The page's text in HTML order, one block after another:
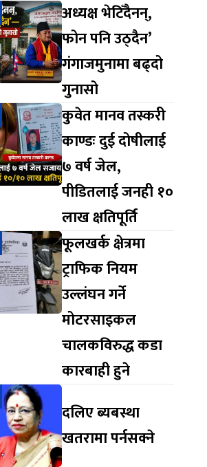
अध्यक्ष भेटिँदैनन्,
फोन पनि उठ्दैन’
गंगाजमुनामा बढ्दो
गुनासो
कुवेत मानव तस्करी
काण्डः दुई दोषीलाई
७ वर्ष जेल,
पीडितलाई जनही १०
लाख क्षतिपूर्ति
फूलखर्क क्षेत्रमा
ट्राफिक नियम
उल्लंघन गर्ने
मोटरसाइकल
चालकविरुद्ध कडा
कारबाही हुने
दलिए ब्यबस्था
खतरामा पर्नसक्ने